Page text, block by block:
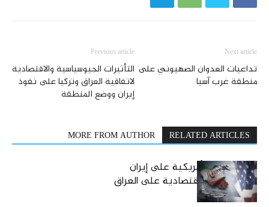
مطالعات عراق
Previous article
التأثيرات الجيوسياسية والاقتصادية
لاتفاقية العراق وتركيا على نفوذ
إيران ووضع المنطقة
Next article
تداعيات العدوان الصهيوني على
منطقة غرب آسيا
RELATED ARTICLES
MORE FROM AUTHOR
الحرب الصهيوأمريكية على إيران
وانعكاساتها الاقتصادية على العراق